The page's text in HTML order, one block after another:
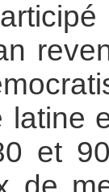
latine
et